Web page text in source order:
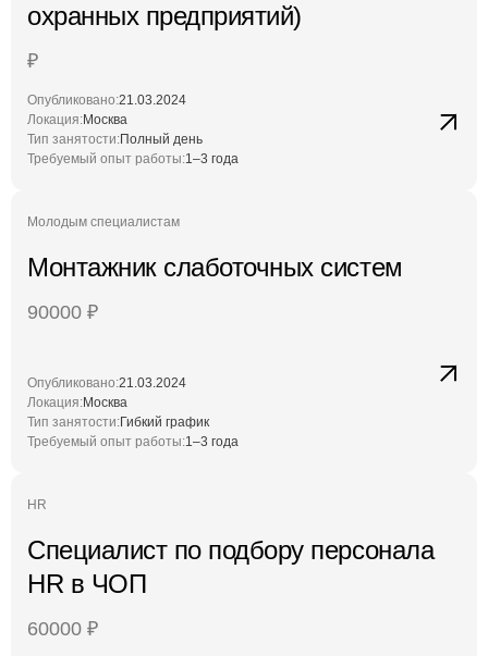
охранных предприятий)
₽
Опубликовано:21.03.2024
Локация:Москва
Тип занятости:Полный день
Требуемый опыт работы:1–3 года
Молодым специалистам
Монтажник слаботочных систем
90000 ₽
Опубликовано:21.03.2024
Локация:Москва
Тип занятости:Гибкий график
Требуемый опыт работы:1–3 года
HR
Специалист по подбору персонала
HR в ЧОП
60000 ₽